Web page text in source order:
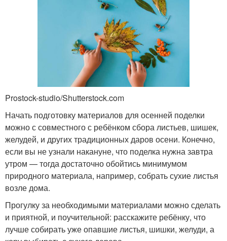
Prostock-studio/Shutterstock.com
Начать подготовку материалов для осенней поделки
можно с совместного с ребёнком сбора листьев, шишек,
желудей, и других традиционных даров осени. Конечно,
если вы не узнали накануне, что поделка нужна завтра
утром — тогда достаточно обойтись минимумом
природного материала, например, собрать сухие листья
возле дома.
Прогулку за необходимыми материалами можно сделать
и приятной, и поучительной: расскажите ребёнку, что
лучше собирать уже опавшие листья, шишки, желуди, а